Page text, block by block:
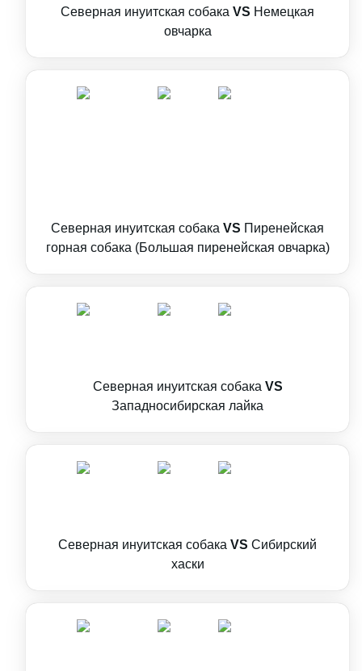
Северная инуитская собака VS Немецкая
овчарка
Северная инуитская собака VS Пиренейская
горная собака (Большая пиренейская овчарка)
Северная инуитская собака VS
Западносибирская лайка
Северная инуитская собака VS Сибирский
хаски